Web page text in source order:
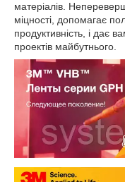
матеріалів.
міцності, допомагає
продуктивність, і дає
проектів майбутнього.